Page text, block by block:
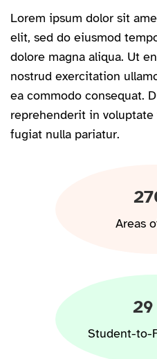
Lorem ipsum dolor sit
elit, sed do eiusmod
dolore magna aliqua. Ut
nostrud exercitation
ea commodo consequat.
reprehenderit in
fugiat nulla pariatur.
Areas
29
Student-to-